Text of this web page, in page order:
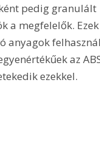
pedig granulált
a megfelelők.
anyagok
az
ezekkel.